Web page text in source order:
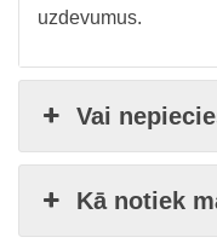
uzdevumus.
Vai
Kā notiek